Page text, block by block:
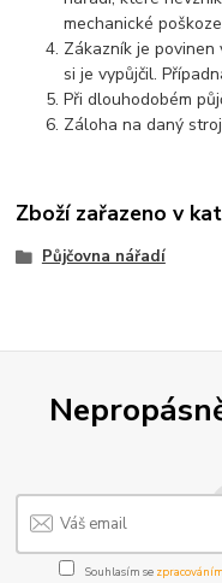
mechanické
Zákazník je
si je vypůjčil.
Při dlouhodobém
Záloha na daný
Zboží zařazeno v
Půjčovna nářadí
Souhlasím se